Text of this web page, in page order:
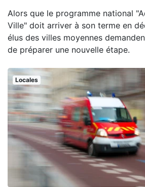
Alors que le programme national
Ville" doit arriver à son terme en
élus des villes moyennes
de préparer une nouvelle étape.
Locales